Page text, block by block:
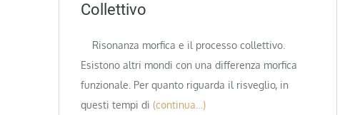
Collettivo
Risonanza morfica e il processo collettivo.
Esistono altri mondi con una differenza morfica
funzionale. Per quanto riguarda il risveglio, in
questi tempi di (continua…)